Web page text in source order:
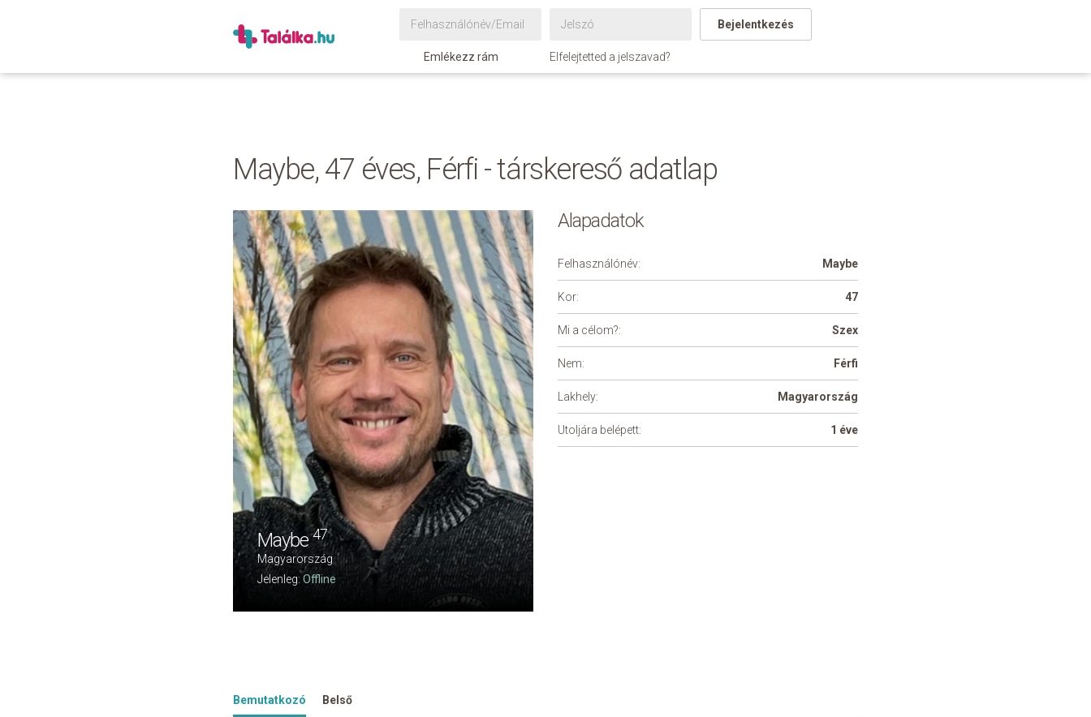
Bejelentkezés
Emlékezz rám Elfelejtetted a jelszavad?
Maybe, 47 éves, Férfi - társkereső adatlap
Maybe47
Magyarország
Jelenleg: Offline
Alapadatok
Felhasználónév: Maybe
Kor: 47
Mi a célom?: Szex
Nem: Férfi
Lakhely: Magyarország
Utoljára belépett: 1 éve
Bemutatkozó Belső